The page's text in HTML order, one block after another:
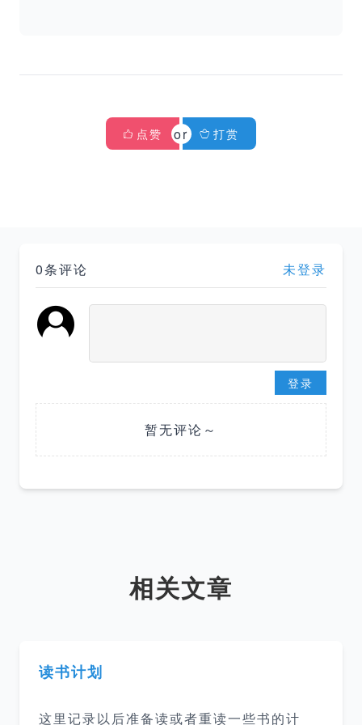
点赞 打赏
0条评论 未登录
登录
暂无评论～
相关文章
读书计划
这里记录以后准备读或者重读一些书的计